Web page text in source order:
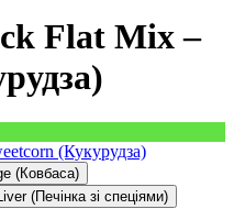
Flat Mix –
(Ковбаса)
(Печінка зі спеціями)